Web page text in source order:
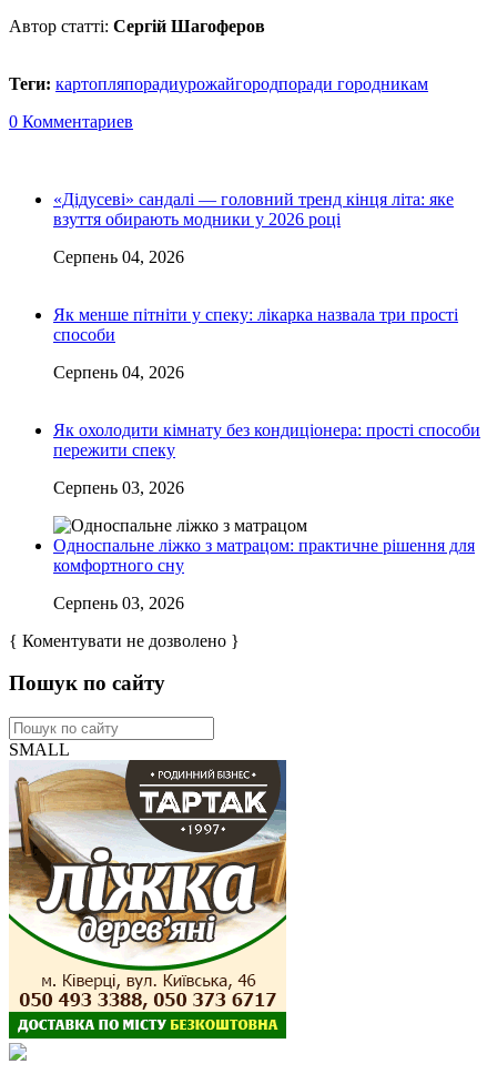
Автор статті: Сергій Шагоферов
Теги: картопляпорадиурожайгородпоради городникам
0 Комментариев
«Дідусеві» сандалі — головний тренд кінця літа: яке
взуття обирають модники у 2026 році
Серпень 04, 2026
Як менше пітніти у спеку: лікарка назвала три прості
способи
Серпень 04, 2026
Як охолодити кімнату без кондиціонера: прості способи
пережити спеку
Серпень 03, 2026
Односпальне ліжко з матрацом: практичне рішення для
комфортного сну
Серпень 03, 2026
{ Коментувати не дозволено }
Пошук по сайту
SMALL